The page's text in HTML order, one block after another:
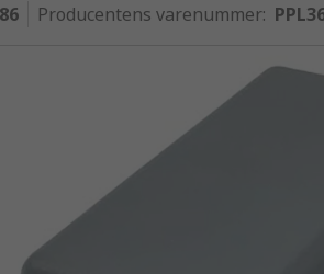
Producentens varenummer: